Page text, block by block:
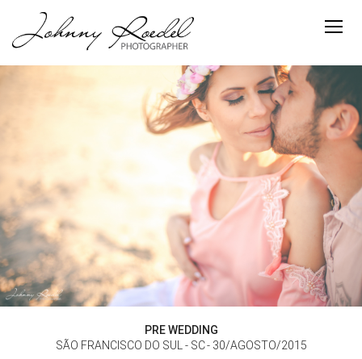
PRE WEDDING
SÃO FRANCISCO DO SUL - SC
30/AGOSTO/2015